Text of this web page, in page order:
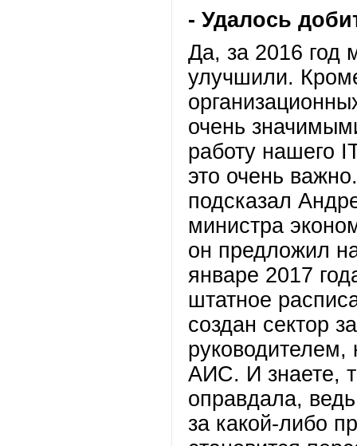
- Удалось
Да, за 2016 год
улучшили.
очень
работу нашего
это очень
подсказал
министра
он предложил
январе 2017
штатное
создан сектор
руководителем,
АИС. И знаете,
оправдала,
за какой-либо